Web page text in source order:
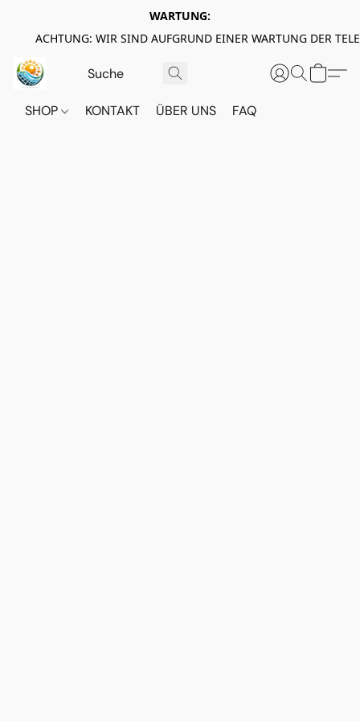
WARTUNG:
ACHTUNG: WIR SIND AUFGRUND EINER WARTUNG DER
SHOP KONTAKT ÜBER UNS FAQ